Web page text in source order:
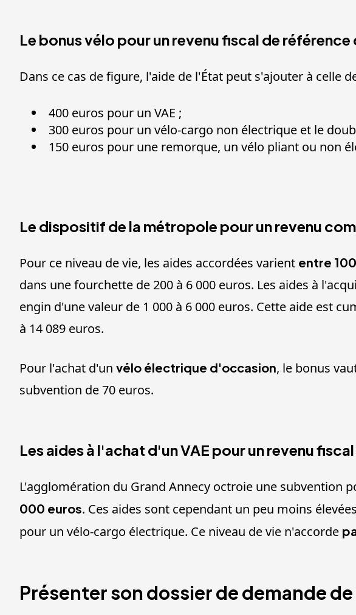
Le bonus vélo pour un revenu fiscal de référence
Dans ce cas de figure, l'aide de l'État peut s'ajouter à celle
400 euros pour un VAE ;
300 euros pour un vélo-cargo non électrique et le
150 euros pour une remorque, un vélo pliant ou non
Le dispositif de la métropole pour un revenu
Pour ce niveau de vie, les aides accordées varient entre
dans une fourchette de 200 à 6 000 euros. Les aides à
engin d'une valeur de 1 000 à 6 000 euros. Cette aide est
à 14 089 euros.
Pour l'achat d'un vélo électrique d'occasion, le bonus
subvention de 70 euros.
Les aides à l'achat d'un VAE pour un revenu
L'agglomération du Grand Annecy octroie une subvention
000 euros. Ces aides sont cependant un peu moins
pour un vélo-cargo électrique. Ce niveau de vie n'accorde
Présenter son dossier de demande